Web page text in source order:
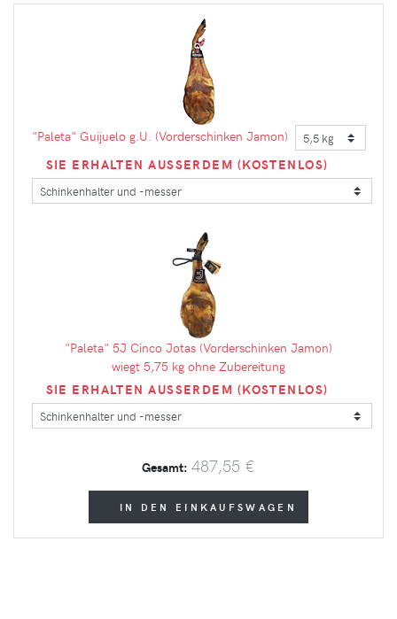
"Paleta" Guijuelo g.U. (Vorderschinken Jamon)
SIE ERHALTEN AUSSERDEM (KOSTENLOS)
"Paleta" 5J Cinco Jotas (Vorderschinken Jamon)
wiegt 5,75 kg ohne Zubereitung
SIE ERHALTEN AUSSERDEM (KOSTENLOS)
Gesamt: 487,55 €
IN DEN EINKAUFSWAGEN